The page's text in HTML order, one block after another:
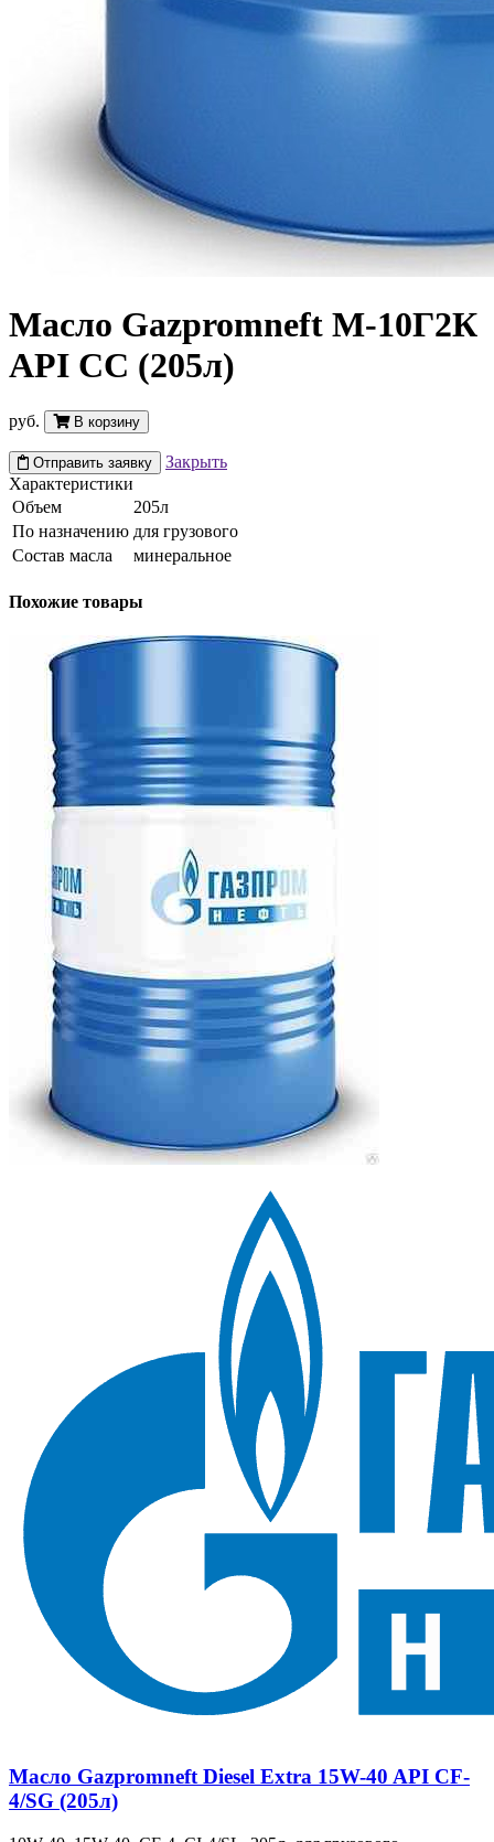
Масло Gazpromneft М-10Г2К
API CC (205л)
руб. В корзину
Отправить заявку
Закрыть
Характеристики
Объем
205л
По назначению для грузового
Состав масла
минеральное
Похожие товары
Масло Gazpromneft Diesel Extra 15W-40 API CF-
4/SG (205л)